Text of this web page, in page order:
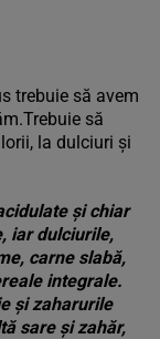
trebuie să avem
să
la dulciuri şi
şi chiar
iar dulciurile,
carne slabă,
integrale.
şi zaharurile
sare şi zahăr,